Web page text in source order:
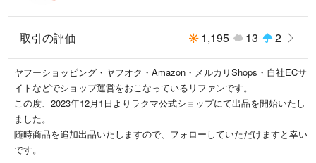
上記の内容に該当する場合のみ返金・返品をお受けいたします。
※若干の状態の違いなどの個人的主観、ご注文間違いやスペックの認識の
相違、思っていた商品と違うなど、個人的な理由での返品はお受けできま
せん。
※他のECサイトでも併売しており、在庫システムのタイムラグで在庫切れ
の場合はキャンセルとなりますことを予めご了承ください。
■商品番号
057554
取引の評価 1,195 13 2
ヤフーショッピング・ヤフオク・Amazon・メルカリShops・自社ECサ
イトなどでショップ運営をおこなっているリファンです。
この度、2023年12月1日よりラクマ公式ショップにて出品を開始いたし
ました。
随時商品を追加出品いたしますので、フォローしていただけますと幸い
です。